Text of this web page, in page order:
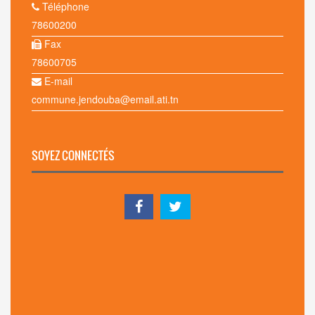
Téléphone
78600200
Fax
78600705
E-mail
commune.jendouba@email.ati.tn
SOYEZ CONNECTÉS